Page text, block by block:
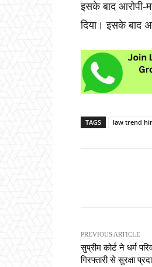
इसके बाद आरोपी-
दिया। इसके बाद
TAGS law trend
PREVIOUS ARTICLE
सुप्रीम कोर्ट ने धर्म
गिरफ्तारी से सुरक्षा